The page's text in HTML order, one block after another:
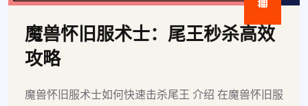
魔兽怀旧服术士：尾王秒杀高效
攻略
魔兽怀旧服术士如何快速击杀尾王 介绍 在魔兽怀旧服